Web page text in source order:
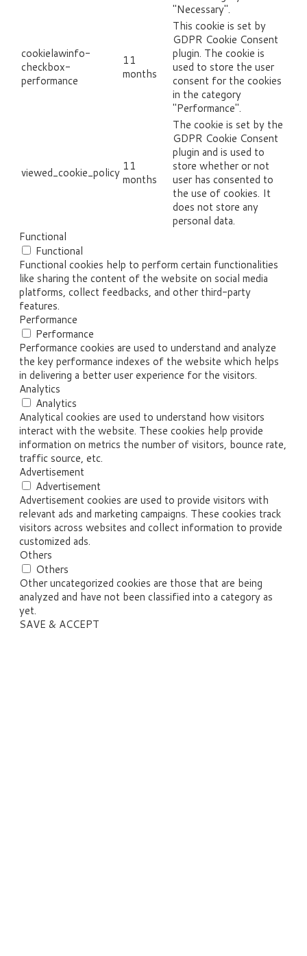
"Necessary".
cookielawinfo-
checkbox-
performance
11
months
This cookie is set by
GDPR Cookie Consent
plugin. The cookie is
used to store the user
consent for the cookies
in the category
"Performance".
viewed_cookie_policy 11
months
The cookie is set by the
GDPR Cookie Consent
plugin and is used to
store whether or not
user has consented to
the use of cookies. It
does not store any
personal data.
Functional
Functional
Functional cookies help to perform certain functionalities
like sharing the content of the website on social media
platforms, collect feedbacks, and other third-party
features.
Performance
Performance
Performance cookies are used to understand and analyze
the key performance indexes of the website which helps
in delivering a better user experience for the visitors.
Analytics
Analytics
Analytical cookies are used to understand how visitors
interact with the website. These cookies help provide
information on metrics the number of visitors, bounce rate,
traffic source, etc.
Advertisement
Advertisement
Advertisement cookies are used to provide visitors with
relevant ads and marketing campaigns. These cookies track
visitors across websites and collect information to provide
customized ads.
Others
Others
Other uncategorized cookies are those that are being
analyzed and have not been classified into a category as
yet.
SAVE & ACCEPT